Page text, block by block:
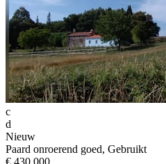
c
d
Nieuw
Paard onroerend goed, Gebruikt
€ 430.000